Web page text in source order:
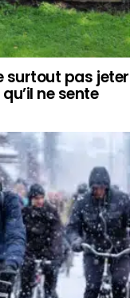
surtout pas jeter
ne sente